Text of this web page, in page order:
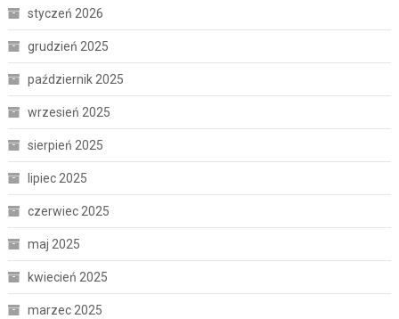
styczeń 2026
grudzień 2025
październik 2025
wrzesień 2025
sierpień 2025
lipiec 2025
czerwiec 2025
maj 2025
kwiecień 2025
marzec 2025